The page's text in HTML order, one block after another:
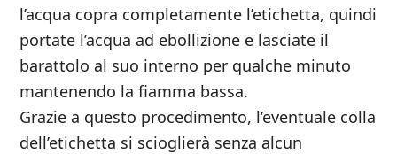
l’acqua copra completamente l’etichetta, quindi
portate l’acqua ad ebollizione e lasciate il
barattolo al suo interno per qualche minuto
mantenendo la fiamma bassa.
Grazie a questo procedimento, l’eventuale colla
dell’etichetta si scioglierà senza alcun